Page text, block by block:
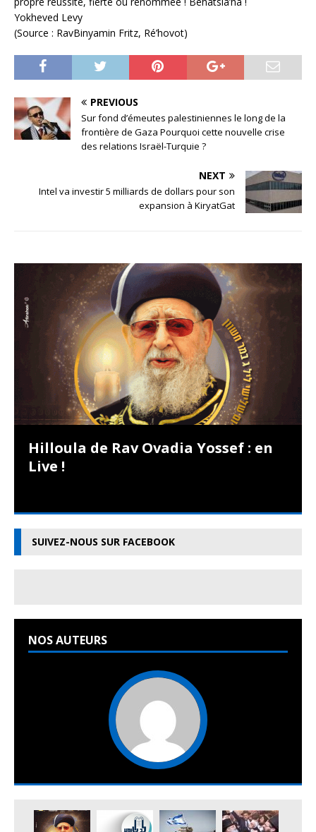
Yokheved Levy
(Source : RavBinyamin Fritz, Ré’hovot)
PREVIOUS
Sur fond d’émeutes palestiniennes le long de la
frontière de Gaza Pourquoi cette nouvelle crise
des relations Israël-Turquie ?
NEXT
Intel va investir 5 milliards de dollars pour son
expansion à KiryatGat
Hilloula de Rav Ovadia Yossef : en
Live !
SUIVEZ-NOUS SUR FACEBOOK
NOS AUTEURS